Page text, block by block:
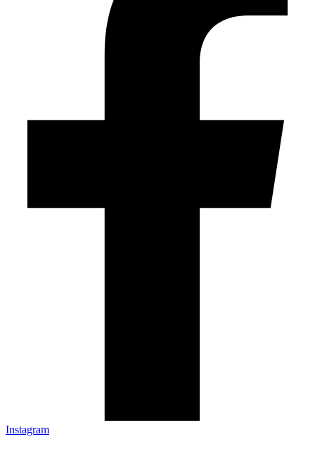
Instagram